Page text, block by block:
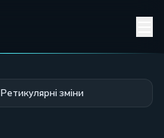
Ретикулярні зміни